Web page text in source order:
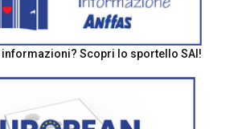
Scopri lo sportello SAI!